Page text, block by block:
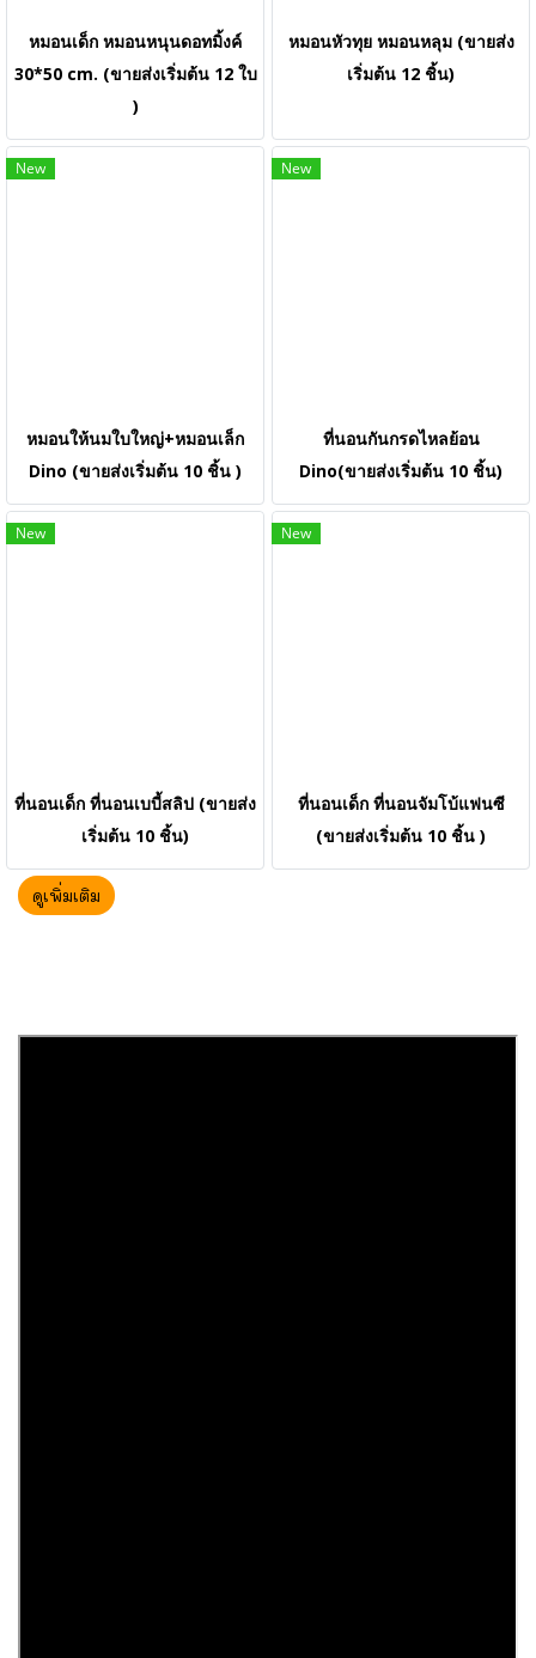
หมอนเด็ก หมอนหนุนดอทมิ้งค์
30*50 cm. (ขายส่งเริ่มต้น 12 ใบ
)
หมอนหัวทุย หมอนหลุม (ขายส่ง
เริ่มต้น 12 ชิ้น)
New
หมอนให้นมใบใหญ่+หมอนเล็ก
Dino (ขายส่งเริ่มต้น 10 ชิ้น )
New
ที่นอนกันกรดไหลย้อน
Dino(ขายส่งเริ่มต้น 10 ชิ้น)
New
ที่นอนเด็ก ที่นอนเบบี้สลิป (ขายส่ง
เริ่มต้น 10 ชิ้น)
New
ที่นอนเด็ก ที่นอนจัมโบ้แฟนซี
(ขายส่งเริ่มต้น 10 ชิ้น )
ดูเพิ่มเติม